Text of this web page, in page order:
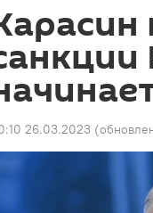
26.03.2023